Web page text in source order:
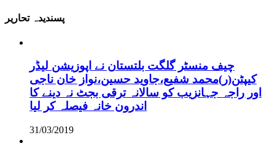
پسندیدہ تحاریر
چیف منسٹر گلگت بلتستان نے اپوزیشن لیڈر
کیپٹن(ر)محمد شفیع،جاوید حسین،نواز خان ناجی
اور راجہ جہانزیب کو سالانہ ترقی بجٹ نہ دینے کا
اندرون خانہ فیصلہ کر لیا
31/03/2019